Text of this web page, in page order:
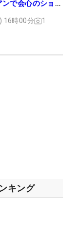
で会心のショッ
16時00分 1
キング